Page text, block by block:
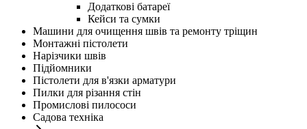
Додаткові батареї
Кейси та сумки
Машини для очищення швів та ремонту тріщин
Монтажні пістолети
Нарізчики швів
Підйомники
Пістолети для в'язки арматури
Пилки для різання стін
Промислові пилососи
Садова техніка